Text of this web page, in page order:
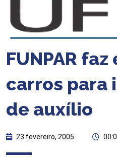
FUNPAR
carros para
de auxílio
23 fevereiro, 2005